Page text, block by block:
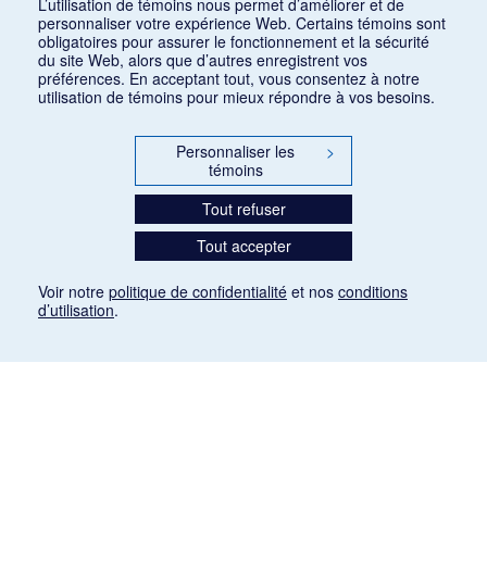
personnaliser votre expérience Web. Certains témoins sont
obligatoires pour assurer le fonctionnement et la sécurité
du site Web, alors que d’autres enregistrent vos
préférences. En acceptant tout, vous consentez à notre
utilisation de témoins pour mieux répondre à vos besoins.
Personnaliser les
témoins
>
Tout refuser
Tout accepter
Voir notre politique de confidentialité et nos conditions
d’utilisation.